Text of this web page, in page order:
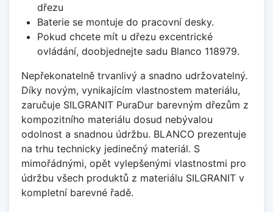
dřezu
Baterie se montuje do pracovní desky.
Pokud chcete mít u dřezu excentrické
ovládání, doobjednejte sadu Blanco 118979.
Nepřekonatelně trvanlivý a snadno udržovatelný.
Díky novým, vynikajícím vlastnostem materiálu,
zaručuje SILGRANIT PuraDur barevným dřezům z
kompozitního materiálu dosud nebývalou
odolnost a snadnou údržbu. BLANCO prezentuje
na trhu technicky jedinečný materiál. S
mimořádnými, opět vylepšenými vlastnostmi pro
údržbu všech produktů z materiálu SILGRANIT v
kompletní barevné řadě.